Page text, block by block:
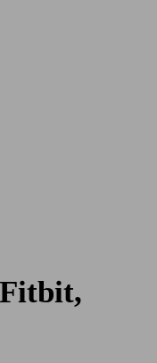
Fitbit,